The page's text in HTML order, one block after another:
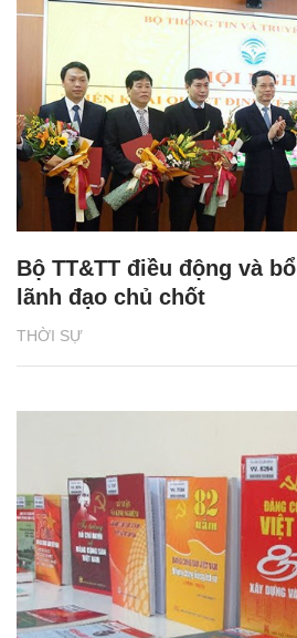
THỜI SỰ
Bộ TT&TT điều động và
lãnh đạo chủ chốt